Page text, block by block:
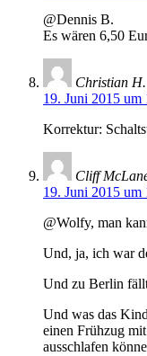
@Dennis B.
Es wären 6,50
Christian H.
19. Juni 2015 um
Korrektur:
Cliff
19. Juni 2015 um
@Wolfy, man
Und, ja, ich war
Und zu Berlin
Und was das
einen Frühzug
ausschlafen